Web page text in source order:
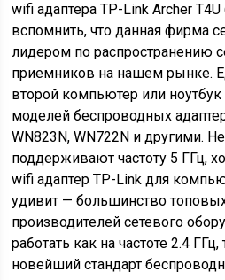
wifi адаптера TP-Link Archer T4U
вспомнить, что данная фирма
лидером по распространению
приемников на нашем рынке.
второй компьютер или
моделей беспроводных
WN823N, WN722N и другими.
поддерживают частоту 5 ГГц,
wifi адаптер TP-Link для
удивит — большинство
производителей сетевого
работать как на частоте 2.4
новейший стандарт